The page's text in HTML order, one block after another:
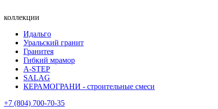
коллекции
Идальго
Уральский гранит
Гранитея
Гибкий мрамор
A-STEP
SALAG
КЕРАМОГРАНИ - строительные смеси
+7 (804) 700-70-35